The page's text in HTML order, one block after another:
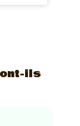
ils